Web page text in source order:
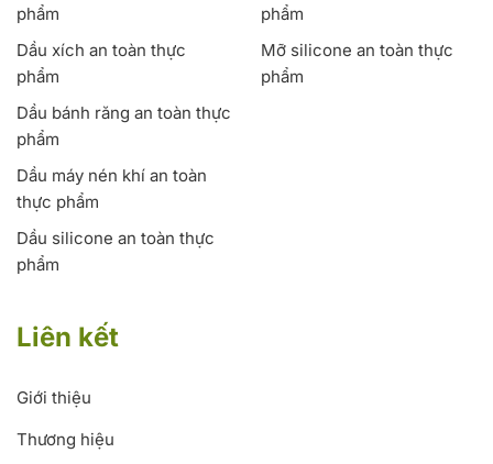
phẩm
phẩm
Dầu xích an toàn thực
phẩm
Mỡ silicone an toàn thực
phẩm
Dầu bánh răng an toàn thực
phẩm
Dầu máy nén khí an toàn
thực phẩm
Dầu silicone an toàn thực
phẩm
Liên kết
Giới thiệu
Thương hiệu